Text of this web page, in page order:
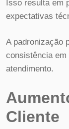
Isso resulta em
expectativas
A padronização
consistência
atendimento.
Cliente